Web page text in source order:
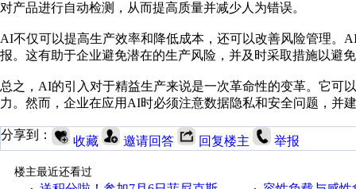
对产品进行自动检测，从而提高质量并减少人为错误。
AI不仅可以提高生产效率和降低成本，还可以改善风险管理。
报。这有助于企业避免潜在的生产风险，并及时采取措施以避
总之，AI的引入对于精益生产来说是一次革命性的变革。它可
力。然而，企业在应用AI时必须注意数据隐私和安全问题，
分享到： 收藏 邀请回答 回复楼主 举报
楼主最近还看过